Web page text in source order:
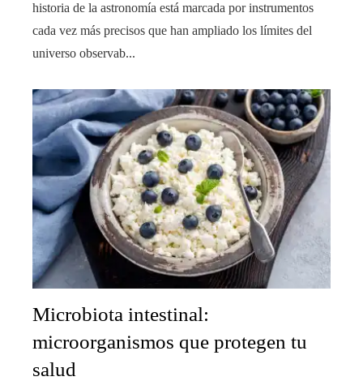
historia de la astronomía está marcada por instrumentos
cada vez más precisos que han ampliado los límites del
universo observab...
Microbiota intestinal:
microorganismos que protegen tu
salud